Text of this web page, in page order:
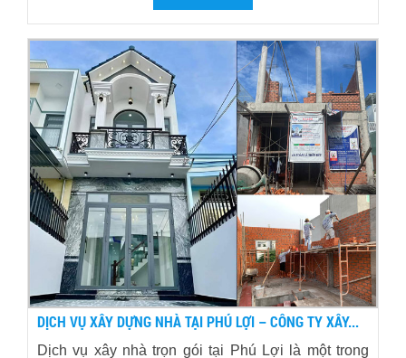
DỊCH VỤ XÂY DỰNG NHÀ TẠI PHÚ LỢI – CÔNG TY XÂY...
Dịch vụ xây nhà trọn gói tại Phú Lợi là một trong